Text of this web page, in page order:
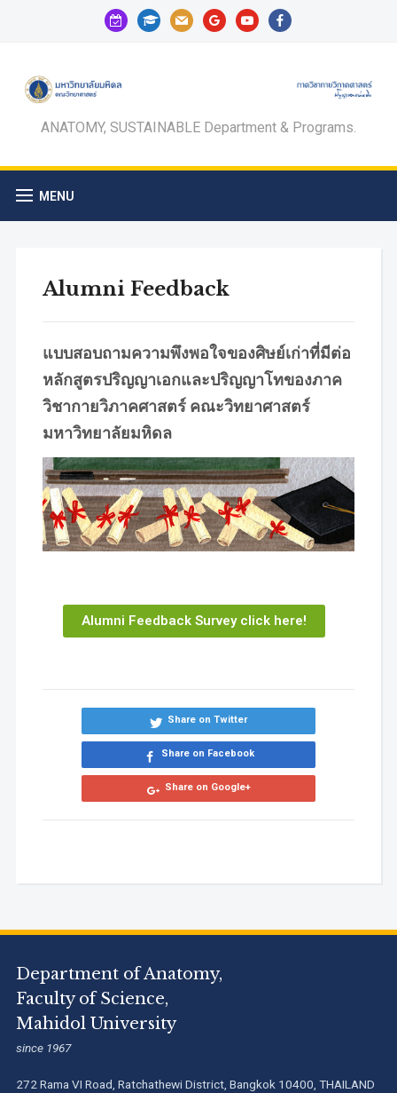
calendar-
check-
graduation-
cap
mail googleyoutubefacebook
ANATOMY, SUSTAINABLE Department & Programs.
MENU
Alumni Feedback
แบบสอบถามความพึงพอใจของศิษย์เก่าที่มีต่อ
หลักสูตรปริญญาเอกและปริญญาโทของภาค
วิชากายวิภาคศาสตร์ คณะวิทยาศาสตร์
มหาวิทยาลัยมหิดล
Alumni Feedback Survey click here!
Share on Twitter
Share on Facebook
Share on Google+
Department of Anatomy,
Faculty of Science,
Mahidol University
since 1967
272 Rama VI Road, Ratchathewi District, Bangkok 10400, THAILAND